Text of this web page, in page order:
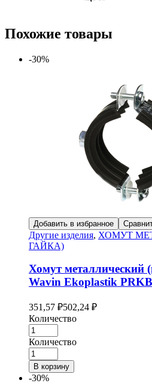
Похожие товары
-30%
Добавить в избранное
Другие изделия, ХОМУТ
ГАЙКА)
Хомут металлический
Wavin Ekoplastik
351,57 ₽502,24 ₽
Количество
Количество
В корзину
-30%